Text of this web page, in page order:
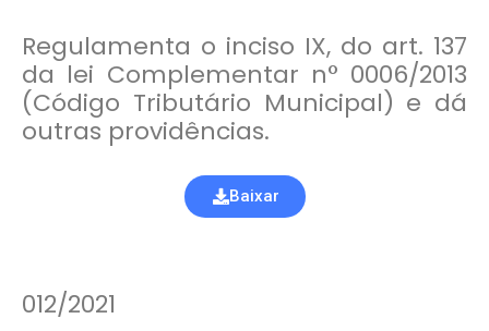
Regulamenta o inciso IX, do art. 137
da lei Complementar n° 0006/2013
(Código Tributário Municipal) e dá
outras providências.
Baixar
012/2021